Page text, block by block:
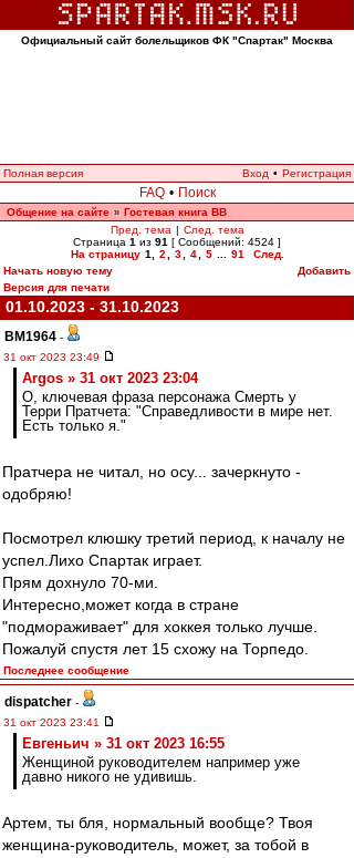
Официальный сайт болельщиков ФК "Спартак" Москва
Полная версия Вход • Регистрация
FAQ • Поиск
Общение на сайте » Гостевая книга ВВ
Пред. тема | След. тема
Страница 1 из 91 [ Сообщений: 4524 ]
На страницу 1 2 3 4 5 91
След.
Начать новую тему
Добавить
Версия для печати
01.10.2023 - 31.10.2023
BM1964 -
31 окт 2023 23:49
Argos » 31 окт 2023 23:04
О, ключевая фраза персонажа Смерть у
Терри Пратчета: "Справедливости в мире нет.
Есть только я."
Пратчера не читал, но осу... зачеркнуто -
одобряю!
Посмотрел клюшку третий период, к началу не
успел.Лихо Спартак играет.
Прям дохнуло 70-ми.
Интересно,может когда в стране
"подмораживает" для хоккея только лучше.
Пожалуй спустя лет 15 схожу на Торпедо.
Последнее сообщение
dispatcher -
31 окт 2023 23:41
Евгеньич » 31 окт 2023 16:55
Женщиной руководителем например уже
давно никого не удивишь.
Артем, ты бля, нормальный вообще? Твоя
женщина-руководитель, может, за тобой в